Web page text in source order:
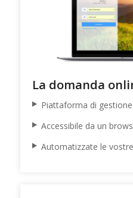
La domanda
Piattaforma di
Accessibile da un
Automatizzate le